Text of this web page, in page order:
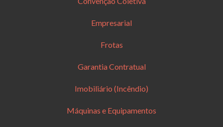
Empresarial
Frotas
Garantia Contratual
Imobiliário (Incêndio)
Máquinas e Equipamentos